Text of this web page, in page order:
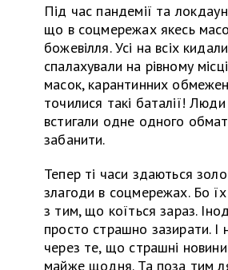
Під час пандемії та
що в соцмережах якесь
божевілля. Усі на всіх
спалахували на рівному
масок, карантинних
точилися такі баталії!
встигали одне одного
забанити.
Тепер ті часи здаються
злагоди в соцмережах. Бо їх
з тим, що коїться зараз.
просто страшно зазирати. І
через те, що страшні
майже щодня. Та поза тим